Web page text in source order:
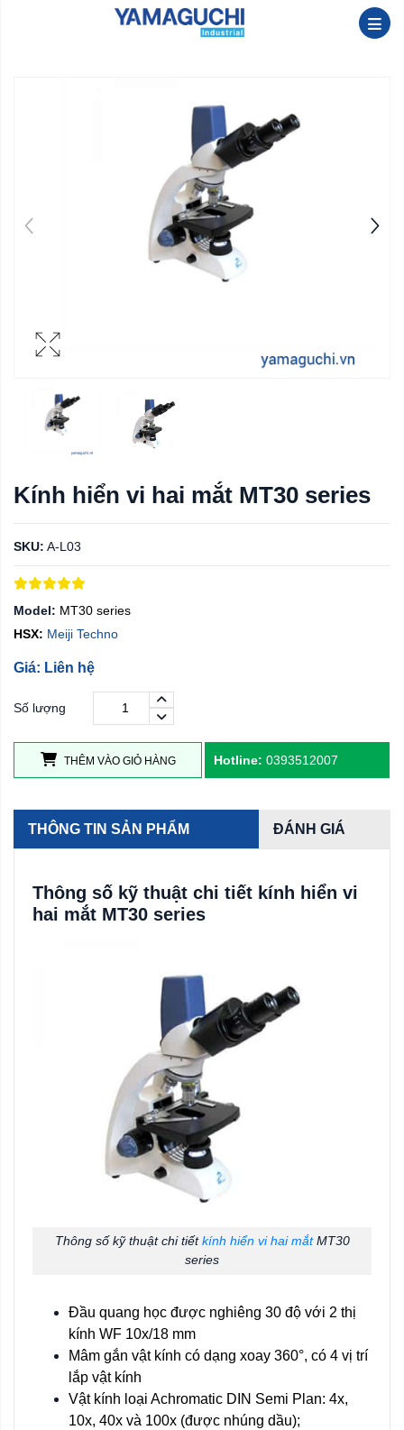
Kính hiển vi hai mắt MT30 series
SKU: A-L03
Model: MT30 series
HSX: Meiji Techno
Giá: Liên hệ
Số lượng
THÊM VÀO GIỎ HÀNG Hotline: 0393512007
THÔNG TIN SẢN PHẨM ĐÁNH GIÁ
Thông số kỹ thuật chi tiết kính hiển vi
hai mắt MT30 series
Thông số kỹ thuật chi tiếtkính hiển vi hai mắtMT30
series
Đầu quang học được nghiêng 30 độ với 2 thị
kính WF 10x/18 mm
Mâm gắn vật kính có dạng xoay 360°, có 4 vị trí
lắp vật kính
Vật kính loại Achromatic DIN Semi Plan: 4x,
10x, 40x và 100x (được nhúng dầu);